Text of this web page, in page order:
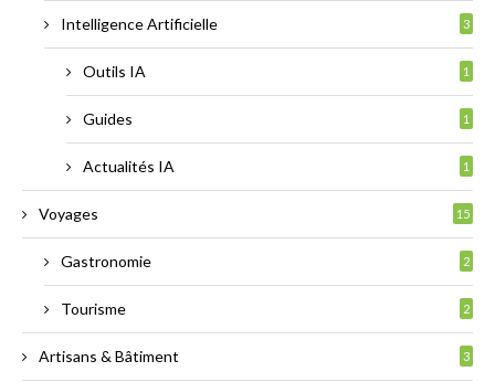
Intelligence Artificielle 3
Outils IA 1
Guides 1
Actualités IA 1
Voyages 15
Gastronomie 2
Tourisme 2
Artisans & Bâtiment 3